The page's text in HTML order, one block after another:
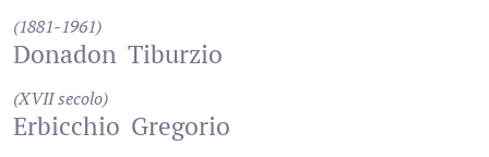
(1881-1961)
Donadon Tiburzio
(XVII secolo)
Erbicchio Gregorio